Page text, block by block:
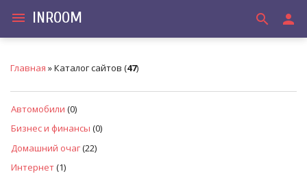
menu INROOM search person
Главная »Каталог сайтов (47)
Автомобили (0)
Бизнес и финансы (0)
Домашний очаг(22)
Интернет(1)